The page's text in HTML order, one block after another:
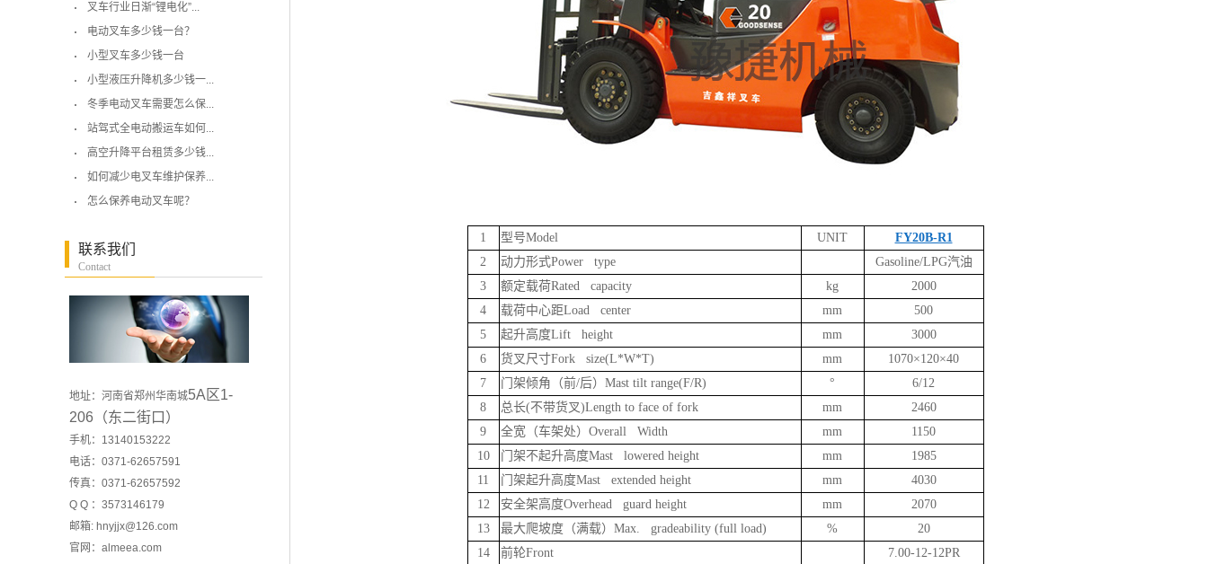
叉车行业日渐“锂电化”...
电动叉车多少钱一台？
小型叉车多少钱一台
小型液压升降机多少钱一...
冬季电动叉车需要怎么保...
站驾式全电动搬运车如何...
高空升降平台租赁多少钱...
如何减少电叉车维护保养...
怎么保养电动叉车呢？
联系我们
Contact
地址：河南省郑州华南城5A区1-
206（东二街口）
手机：13140153222
电话：0371-62657591
传真：0371-62657592
Q Q ：3573146179
邮箱: hnyjjx@126.com
官网： almeea.com
1 型号Model UNIT
FY20B-R1
2
动力形式Power type Gasoline/LPG汽油
3
额定载荷Rated capacity kg
2000
4
载荷中心距Load center mm
500
5
起升高度Lift height mm
3000
6
货叉尺寸Fork size(L*W*T) mm
1070×120×40
7
门架倾角（前/后）Mast tilt range(F/R) °
6/12
8
总长(不带货叉)Length to face of fork mm
2460
9
全宽（车架处）Overall Width mm
1150
10
门架不起升高度Mast lowered height mm
1985
11
门架起升高度Mast extended height mm
4030
12
安全架高度Overhead guard height mm
2070
13
最大爬坡度（满载）Max. gradeability (full load) %
20
14
前轮Front
7.00-12-12PR